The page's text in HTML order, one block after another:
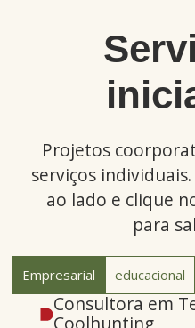
Projetos
serviços
ao lado e clique
para
Empresarial educacional
Consultora em